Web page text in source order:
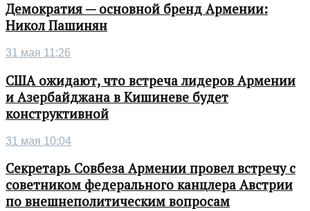
Демократия — основной бренд Армении:
Никол Пашинян
31 мая 11:26
США ожидают, что встреча лидеров Армении
и Азербайджана в Кишиневе будет
конструктивной
31 мая 10:04
Секретарь Совбеза Армении провел встречу с
советником федерального канцлера Австрии
по внешнеполитическим вопросам